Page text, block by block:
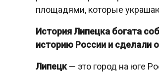
площадями, которые
История Липецка богата
историю России и сделали
Липецк— это город на юге